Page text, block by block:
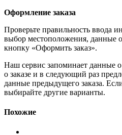
Оформление заказа
Проверьте правильность ввода
выбор местоположения, данные
кнопку «Оформить заказ».
Наш сервис запоминает данные
о заказе и в следующий раз
данные предыдущего заказа.
выбирайте другие варианты.
Похожие